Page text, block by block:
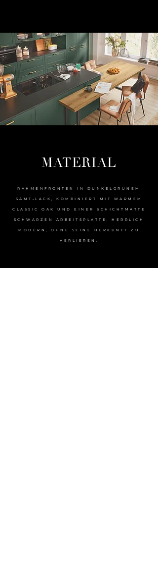
MATERIAL
RAHMENFRONTEN IN DUNKELGRÜNEM
SAMT‑LACK, KOMBINIERT MIT WARMEM
CLASSIC OAK UND EINER SCHICHTMATTE
SCHWARZEN ARBEITSPLATTE. HERRLICH
MODERN, OHNE SEINE HERKUNFT ZU
VERLIEREN.